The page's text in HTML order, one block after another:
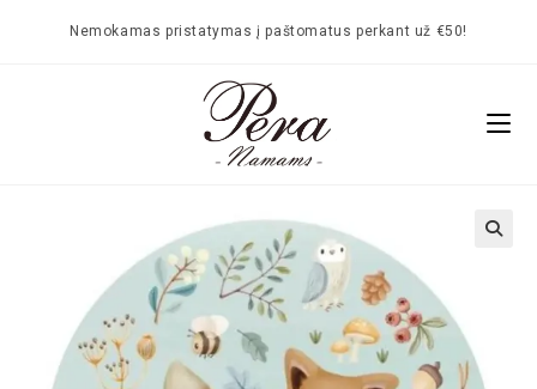
Nemokamas pristatymas į paštomatus perkant už €50!